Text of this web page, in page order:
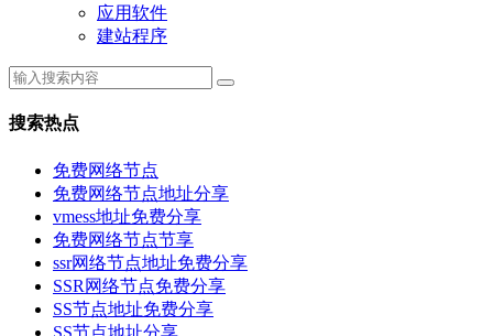
应用软件
建站程序
搜索热点
免费网络节点
免费网络节点地址分享
vmess地址免费分享
免费网络节点节享
ssr网络节点地址免费分享
SSR网络节点免费分享
SS节点地址免费分享
SS节点地址分享